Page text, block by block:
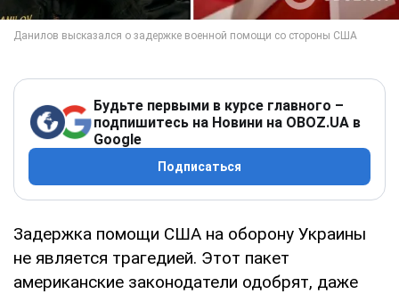
Будьте первыми в курсе главного –
подпишитесь на Новини на OBOZ.UA в
Google
Подписаться
Задержка помощи США на оборону Украины
не является трагедией. Этот пакет
американские законодатели одобрят, даже